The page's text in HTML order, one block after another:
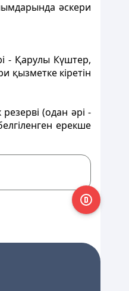
әскери
- Қарулы Күштер,
қызметке кіретін
(одан әрі -
ерекше